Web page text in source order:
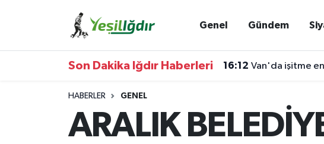
Genel Gündem
Son Dakika Iğdır Haberleri 16:12 Van'da işitme
HABERLER GENEL
ARALIK
Iğdır Trafik Yoğunluk Haritası